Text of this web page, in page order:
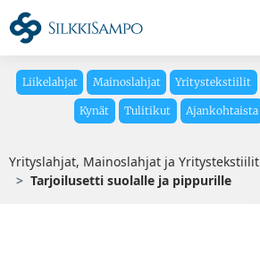
Liikelahjat Mainoslahjat Yritystekstiilit
Kynät Tulitikut Ajankohtaista
Yrityslahjat, Mainoslahjat ja Yritystekstiilit
Tarjoilusetti suolalle ja pippurille